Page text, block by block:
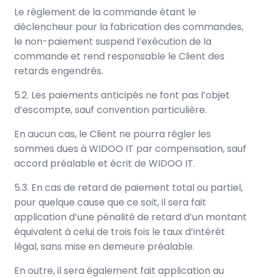
Le règlement de la commande étant le
déclencheur pour la fabrication des commandes,
le non-paiement suspend l’exécution de la
commande et rend responsable le Client des
retards engendrés.
5.2. Les paiements anticipés ne font pas l’objet
d’escompte, sauf convention particulière.
En aucun cas, le Client ne pourra régler les
sommes dues à WIDOO IT par compensation, sauf
accord préalable et écrit de WIDOO IT.
5.3. En cas de retard de paiement total ou partiel,
pour quelque cause que ce soit, il sera fait
application d’une pénalité de retard d’un montant
équivalent à celui de trois fois le taux d’intérêt
légal, sans mise en demeure préalable.
En outre, il sera également fait application au